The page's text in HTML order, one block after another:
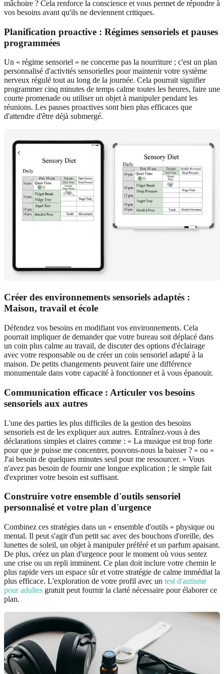
mâchoire ? Cela renforce la conscience et vous permet de répondre à
vos besoins avant qu'ils ne deviennent critiques.
Planification proactive : Régimes sensoriels et pauses
programmées
Un « régime sensoriel » ne concerne pas la nourriture ; c'est un plan
personnalisé d'activités sensorielles pour maintenir votre système
nerveux régulé tout au long de la journée. Cela pourrait signifier
programmer cinq minutes de temps calme toutes les heures, faire une
courte promenade ou utiliser un objet à manipuler pendant les
réunions. Les pauses proactives sont bien plus efficaces que
d'attendre d'être déjà submergé.
Créer des environnements sensoriels adaptés :
Maison, travail et école
Défendez vos besoins en modifiant vos environnements. Cela
pourrait impliquer de demander que votre bureau soit déplacé dans
un coin plus calme au travail, de discuter des options d'éclairage
avec votre responsable ou de créer un coin sensoriel adapté à la
maison. De petits changements peuvent faire une différence
monumentale dans votre capacité à fonctionner et à vous épanouir.
Communication efficace : Articuler vos besoins
sensoriels aux autres
L'une des parties les plus difficiles de la gestion des besoins
sensoriels est de les expliquer aux autres. Entraînez-vous à des
déclarations simples et claires comme : « La musique est trop forte
pour que je puisse me concentrer, pouvons-nous la baisser ? » ou «
J'ai besoin de quelques minutes seul pour me ressourcer. » Vous
n'avez pas besoin de fournir une longue explication ; le simple fait
d'exprimer votre besoin est suffisant.
Construire votre ensemble d'outils sensoriel
personnalisé et votre plan d'urgence
Combinez ces stratégies dans un « ensemble d'outils » physique ou
mental. Il peut s'agir d'un petit sac avec des bouchons d'oreille, des
lunettes de soleil, un objet à manipuler préféré et un parfum apaisant.
De plus, créez un plan d'urgence pour le moment où vous sentez
une crise ou un repli imminent. Ce plan doit inclure votre chemin le
plus rapide vers un espace sûr et votre stratégie de calme immédiat la
plus efficace. L'exploration de votre profil avec un test d'autisme
pour adultes gratuit peut fournir la clarté nécessaire pour élaborer ce
plan.